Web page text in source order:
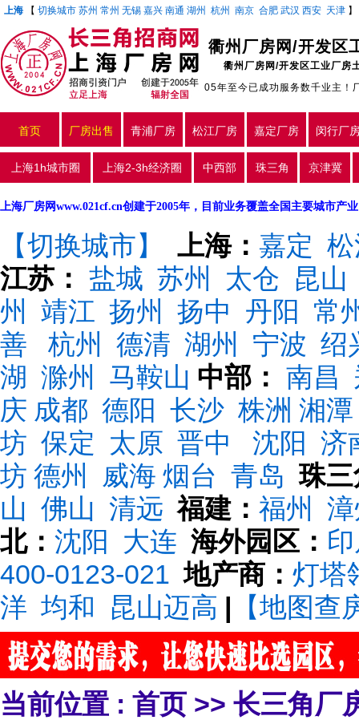
上海 【 切换城市 苏州 常州 无锡 嘉兴 南通 湖州 杭州 南京 合肥 武汉 西安 天津 】
衢州厂房网/开发区
衢州厂房网/开发区工业厂房
05年至今已成功服务数千业主！
首页 厂房出售 青浦厂房 松江厂房 嘉定厂房 闵行厂
上海1h城市圈 上海2-3h经济圈 中西部 珠三角 京津冀
上海厂房网www.021cf.cn创建于2005年，目前业务覆盖全国主要城市产
【切换城市】 上海： 嘉定
江苏： 盐城 苏州 太仓 昆山
州
靖江 扬州 扬中 丹阳
常
善
杭州 德清 湖州 宁波 绍
湖 滁州 马鞍山 中部： 南昌
庆 成都 德阳 长沙 株洲 湘潭
坊 保定 太原 晋中 沈阳
济
坊 德州 威海 烟台 青岛 珠
山 佛山 清远 福建： 福州
北： 沈阳 大连 海外园区：
400-0123-021 地产商： 灯塔
洋 均和 昆山迈高 | 【地图查
当前位置 : 首页 >> 长三角厂